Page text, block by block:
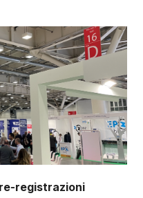
registrazioni